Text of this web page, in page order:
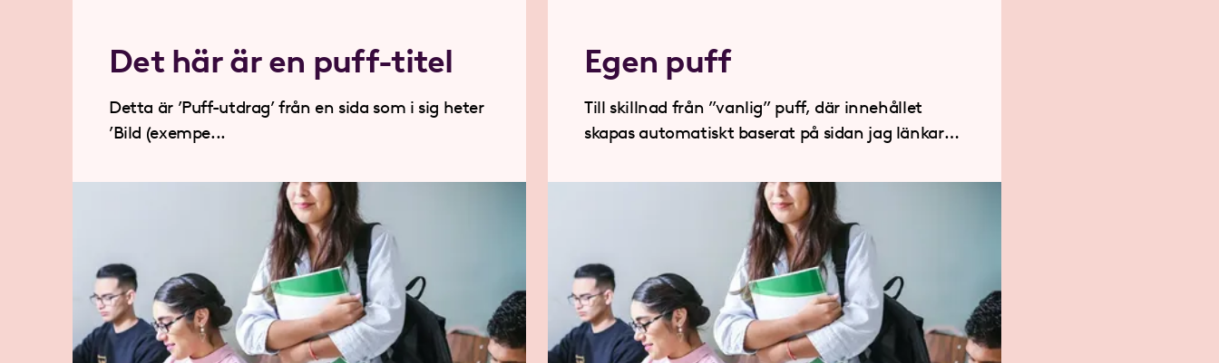
Det här är en puff-titel
Detta är ’Puff-utdrag’ från en sida som i sig heter
’Bild (exempe...
Egen puff
Till skillnad från ”vanlig” puff, där innehållet
skapas automatiskt baserat på sidan jag länkar
här sidan.